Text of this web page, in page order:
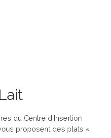
du Centre d’Insertion
proposent des plats «